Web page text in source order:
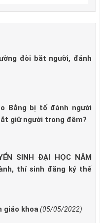
đòi bắt người, đánh
Bằng bị tố đánh người
giữ người trong đêm?
SINH ĐẠI HỌC NĂM
thí sinh đăng ký thế
giáo khoa(05/05/2022)